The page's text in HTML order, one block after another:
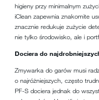
higieny przy minimalnym
iClean zapewnia znakomite
znacznie redukuje zużycie
nie tylko środowisko, ale i
Dociera do
Zmywarka do garów musi
o najróżniejszych, często
PF-S dociera jednak do